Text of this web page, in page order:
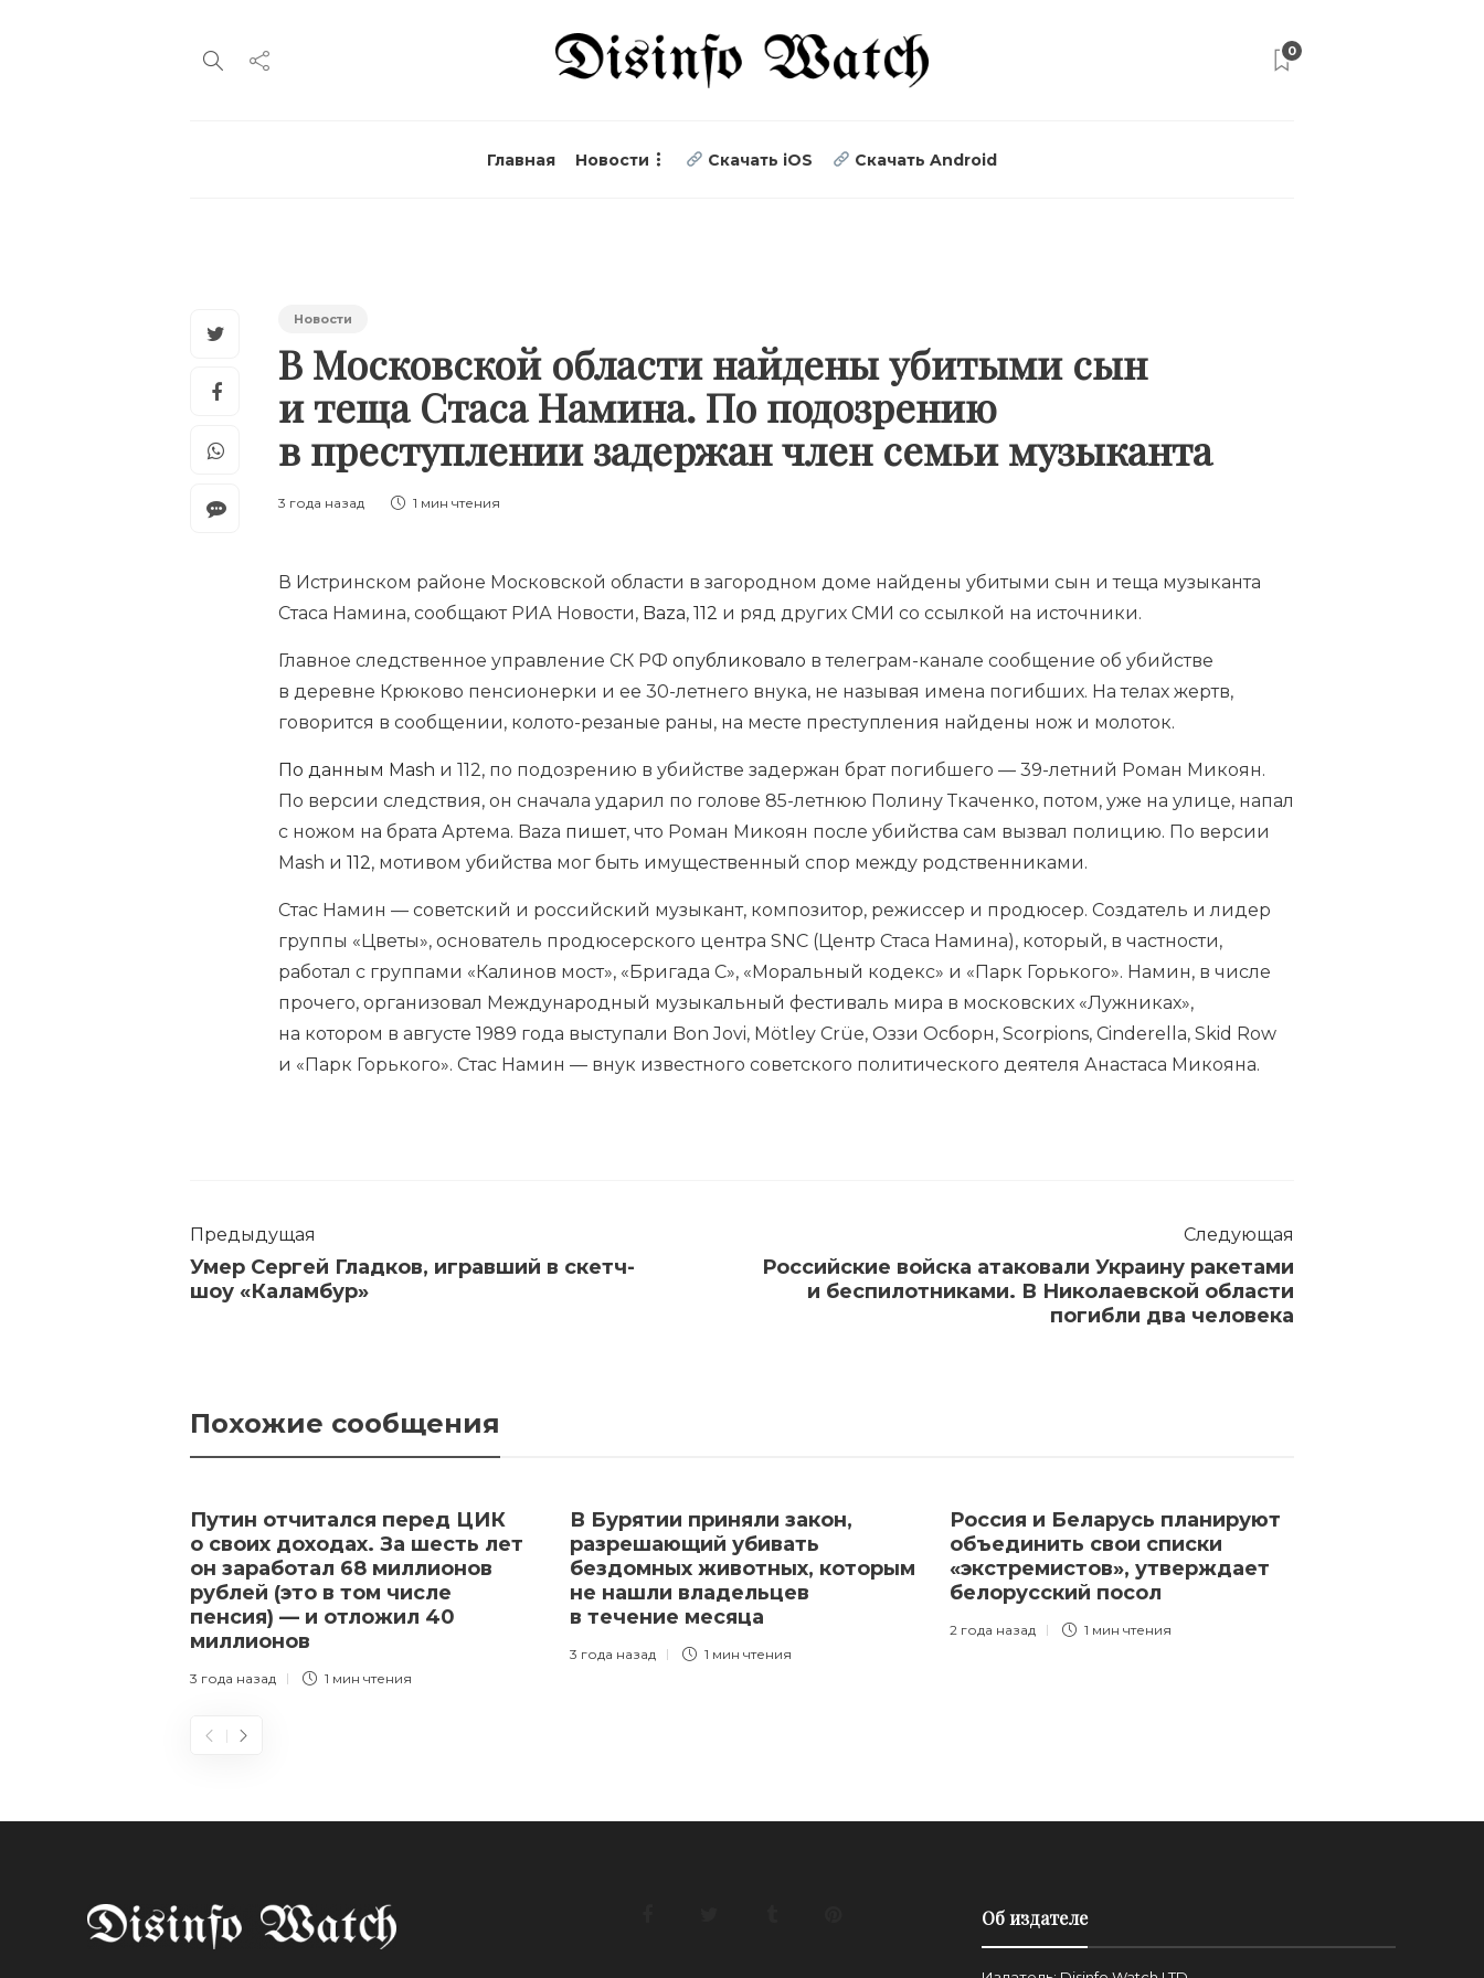
0
Главная Новости Скачать iOS Скачать Android
Новости
В Московской области найдены убитыми сын
и теща Стаса Намина. По подозрению
в преступлении задержан член семьи музыканта
3 года назад 1 мин чтения
В Истринском районе Московской области в загородном доме найдены убитыми сын и теща музыканта
Стаса Намина, сообщают РИА Новости, Baza, 112 и ряд других СМИ со ссылкой на источники.
Главное следственное управление СК РФ опубликовало в телеграм-канале сообщение об убийстве
в деревне Крюково пенсионерки и ее 30-летнего внука, не называя имена погибших. На телах жертв,
говорится в сообщении, колото-резаные раны, на месте преступления найдены нож и молоток.
По данным Mash и 112, по подозрению в убийстве задержан брат погибшего — 39-летний Роман Микоян.
По версии следствия, он сначала ударил по голове 85-летнюю Полину Ткаченко, потом, уже на улице, напал
с ножом на брата Артема. Baza пишет, что Роман Микоян после убийства сам вызвал полицию. По версии
Mash и 112, мотивом убийства мог быть имущественный спор между родственниками.
Стас Намин — советский и российский музыкант, композитор, режиссер и продюсер. Создатель и лидер
группы «Цветы», основатель продюсерского центра SNC (Центр Стаса Намина), который, в частности,
работал с группами «Калинов мост», «Бригада С», «Моральный кодекс» и «Парк Горького». Намин, в числе
прочего, организовал Международный музыкальный фестиваль мира в московских «Лужниках»,
на котором в августе 1989 года выступали Bon Jovi, Mötley Crüe, Оззи Осборн, Scorpions, Cinderella, Skid Row
и «Парк Горького». Стас Намин — внук известного советского политического деятеля Анастаса Микояна.
Предыдущая
Умер Сергей Гладков, игравший в скетч-
шоу «Каламбур»
Следующая
Российские войска атаковали Украину ракетами
и беспилотниками. В Николаевской области
погибли два человека
Похожие сообщения
Путин отчитался перед ЦИК
о своих доходах. За шесть лет
он заработал 68 миллионов
рублей (это в том числе
пенсия) — и отложил 40
миллионов
3 года назад 1 мин чтения
В Бурятии приняли закон,
разрешающий убивать
бездомных животных, которым
не нашли владельцев
в течение месяца
3 года назад 1 мин чтения
Россия и Беларусь планируют
объединить свои списки
«экстремистов», утверждает
белорусский посол
2 года назад 1 мин чтения
Об издателе